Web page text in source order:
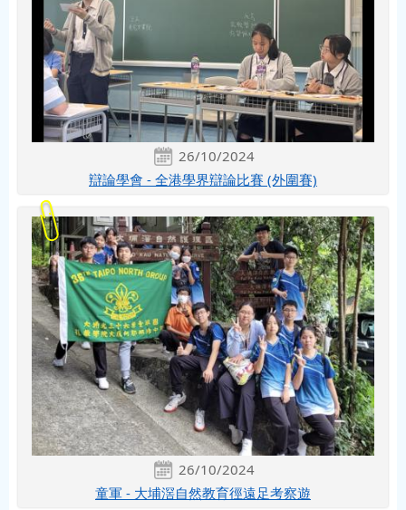
26/10/2024
辯論學會 - 全港學界辯論比賽 (外圍賽)
26/10/2024
童軍 - 大埔滘自然教育徑遠足考察遊